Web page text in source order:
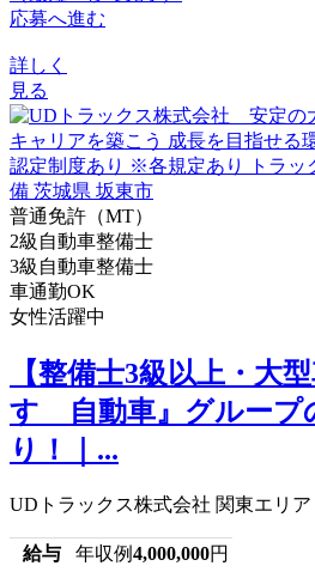
応募へ進む
詳しく
見る
普通免許（MT）
2級自動車整備士
3級自動車整備士
車通勤OK
女性活躍中
【整備士3級以上・大
すゞ自動車』グループ
り！｜...
UDトラックス株式会社 関東エリア
給与 年収例4,000,000円